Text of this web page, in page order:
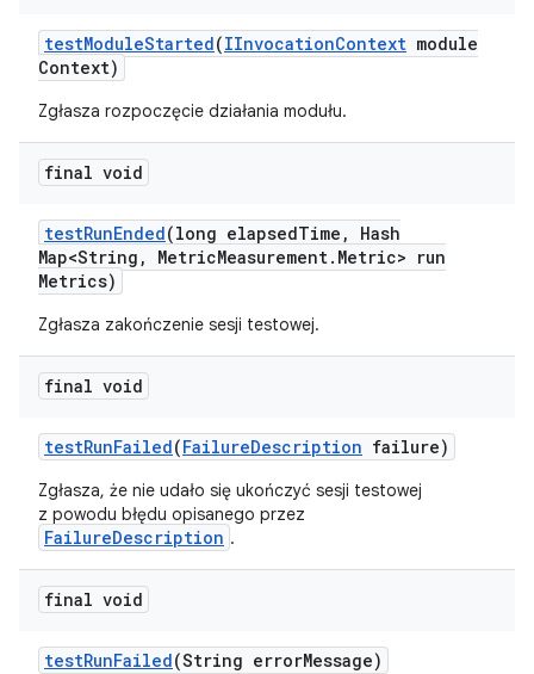
testModuleStarted(IInvocationContext module
Context)
Zgłasza rozpoczęcie działania modułu.
final void
testRunEnded(long elapsedTime ,
Hash
Map<String , MetricMeasurement. Metric> run
Metrics)
Zgłasza zakończenie sesji testowej.
final void
testRunFailed(FailureDescription failure)
Zgłasza, że nie udało się ukończyć sesji testowej
z powodu błędu opisanego przez
FailureDescription .
final void
testRunFailed(String errorMessage)